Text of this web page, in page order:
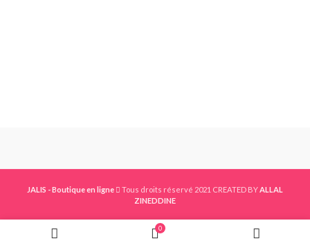
JALIS - Boutique en ligne Tous droits réservé 2021 CREATED BYALLAL
ZINEDDINE
0